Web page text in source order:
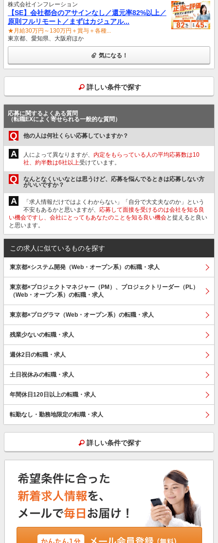
株式会社インフレーション
【SE】会社都合のアサインなし／還元率82%以上／
原則フルリモート／まずはカジュアル...
★月給30万円～130万円＋賞与＋各種...
東京都、愛知県、大阪府ほか
気になる！
詳しい条件で探す
応募に関するよくある質問
（転職EXによく寄せられる一般的な質問）
Q 他の人は何社くらい応募していますか？
A 人によって異なりますが、 内定をもらっている人の平均応募数は10
社、約半数は6社以上受けています。
Q
なんとなくいいなとは思うけど、応募を悩んでるときは応募しない方
がいいですか？
A
「求人情報だけではよくわからない」「自分で大丈夫なのか」という
不安もあるかと思いますが、 応募して面接を受けるのは会社を知る良
い機会ですし、会社にとってもあなたのことを知る良い機会と捉えると良い
と思います。
この求人に似ているものを探す
東京都×システム開発（Web・オープン系）の転職・求人
東京都×プロジェクトマネジャー（PM）、プロジェクトリーダー（PL）
（Web・オープン系）の転職・求人
東京都×プログラマ（Web・オープン系）の転職・求人
残業少ないの転職・求人
週休2日の転職・求人
土日祝休みの転職・求人
年間休日120日以上の転職・求人
転勤なし・勤務地限定の転職・求人
詳しい条件で探す